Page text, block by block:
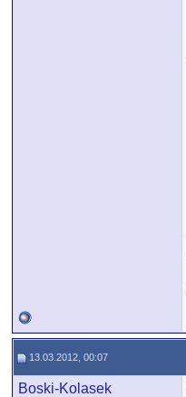
13.03.2012, 00:07
Boski-Kolasek